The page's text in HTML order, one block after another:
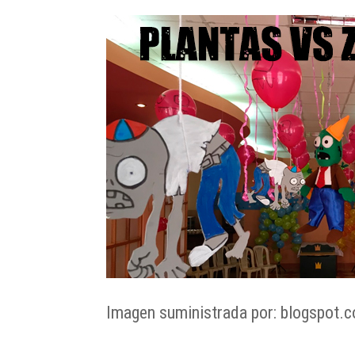
Imagen suministrada por: